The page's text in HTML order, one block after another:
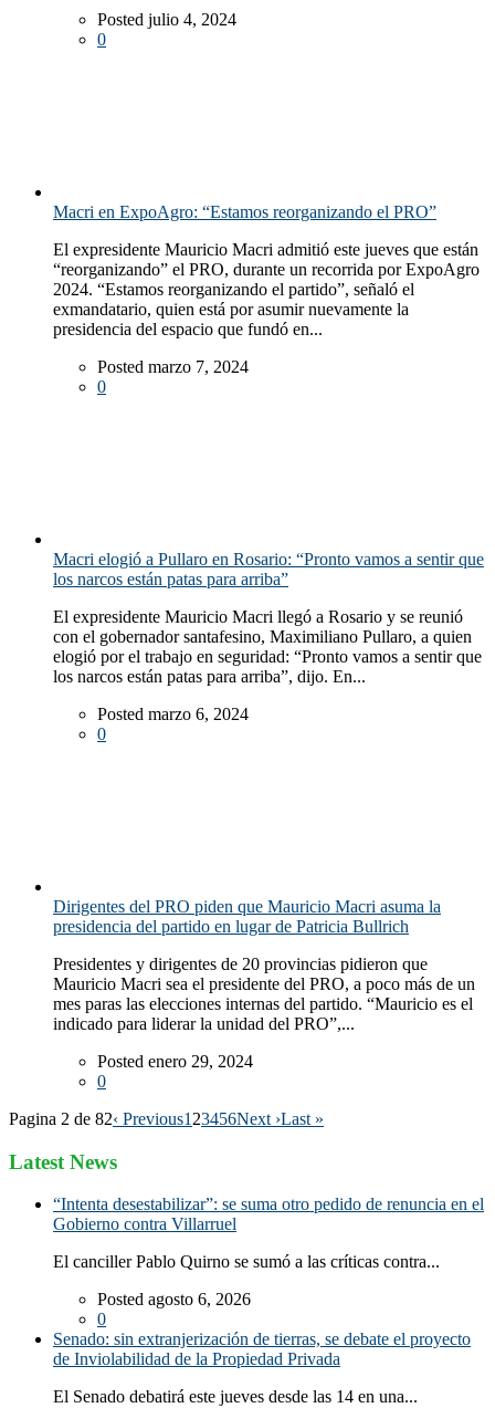
Posted julio 4, 2024
0
Macri en ExpoAgro: “Estamos reorganizando el PRO”
El expresidente Mauricio Macri admitió este jueves que están
“reorganizando” el PRO, durante un recorrida por ExpoAgro
2024. “Estamos reorganizando el partido”, señaló el
exmandatario, quien está por asumir nuevamente la
presidencia del espacio que fundó en...
Posted marzo 7, 2024
0
Macri elogió a Pullaro en Rosario: “Pronto vamos a sentir que
los narcos están patas para arriba”
El expresidente Mauricio Macri llegó a Rosario y se reunió
con el gobernador santafesino, Maximiliano Pullaro, a quien
elogió por el trabajo en seguridad: “Pronto vamos a sentir que
los narcos están patas para arriba”, dijo. En...
Posted marzo 6, 2024
0
Dirigentes del PRO piden que Mauricio Macri asuma la
presidencia del partido en lugar de Patricia Bullrich
Presidentes y dirigentes de 20 provincias pidieron que
Mauricio Macri sea el presidente del PRO, a poco más de un
mes paras las elecciones internas del partido. “Mauricio es el
indicado para liderar la unidad del PRO”,...
Posted enero 29, 2024
0
Pagina 2 de 82‹ Previous1 23456Next ›Last »
Latest News
“Intenta desestabilizar”: se suma otro pedido de renuncia en el
Gobierno contra Villarruel
El canciller Pablo Quirno se sumó a las críticas contra...
Posted agosto 6, 2026
0
Senado: sin extranjerización de tierras, se debate el proyecto
de Inviolabilidad de la Propiedad Privada
El Senado debatirá este jueves desde las 14 en una...